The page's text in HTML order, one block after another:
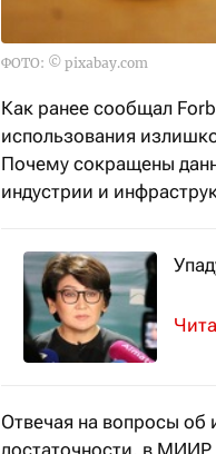
ФОТО: © pixabay.com
Как ранее сообщал
использования
Почему сокращены
индустрии и
Отвечая на вопросы об